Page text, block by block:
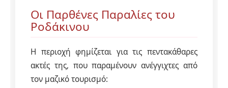
Οι Παρθένες Παραλίες του
Ροδάκινου
Η περιοχή φημίζεται για τις πεντακάθαρες
ακτές της, που παραμένουν ανέγγιχτες από
τον μαζικό τουρισμό: